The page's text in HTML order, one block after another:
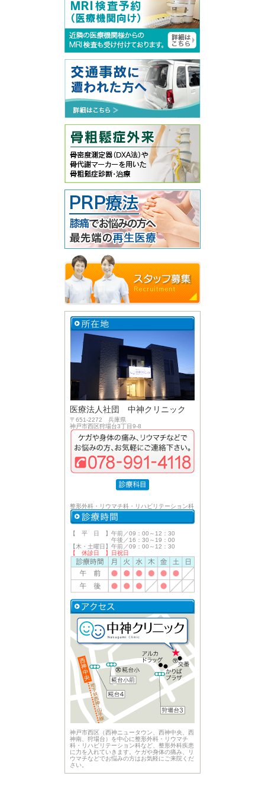
医療法人社団 中神クリニック
〒651-2272 兵庫県
神戸市西区狩場台3丁目9-8
整形外科・リウマチ科・リハビリテーション科
【 平 日 】午前／09：00～12：30
午後／16：30～19：00
【木・土曜日】午前／09：00～12：30
【 休診日 】日祝日
神戸市西区（西神ニュータウン、西神中央、西
神南、狩場台）を中心に整形外科・リウマチ
科・リハビリテーション科など、整形外科疾患
に力を入れていきます。ケガや身体の痛み、リ
ウマチなどでお悩みの方はお気軽にご来院くだ
さい。